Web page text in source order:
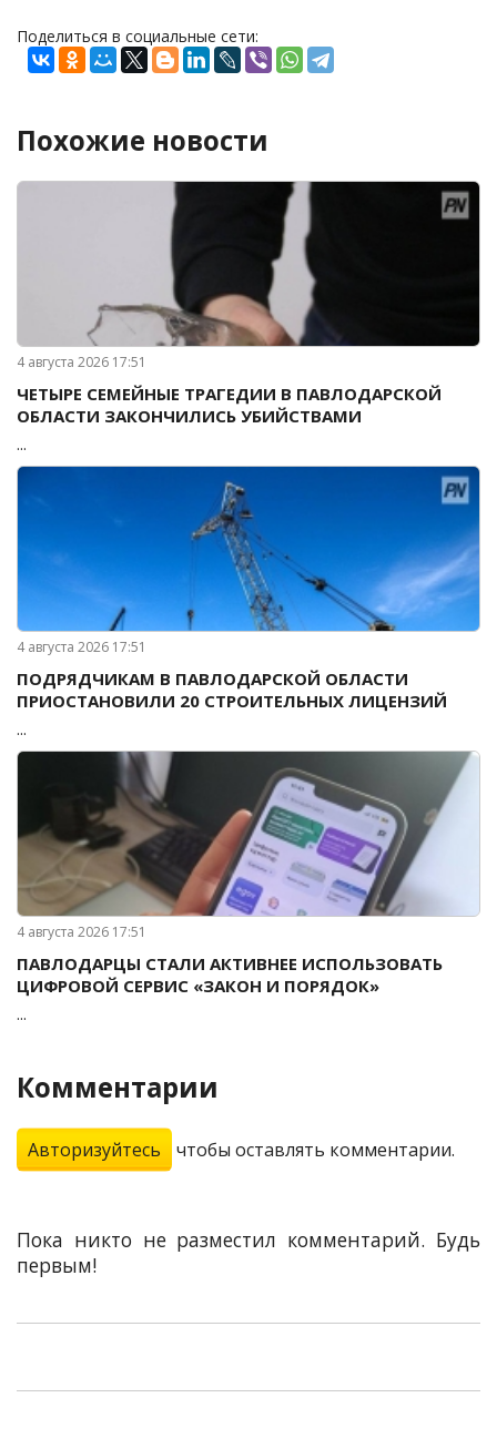
Поделиться в социальные сети:
Похожие новости
4 августа 2026 17:51
ЧЕТЫРЕ СЕМЕЙНЫЕ ТРАГЕДИИ В ПАВЛОДАРСКОЙ
ОБЛАСТИ ЗАКОНЧИЛИСЬ УБИЙСТВАМИ
...
4 августа 2026 17:51
ПОДРЯДЧИКАМ В ПАВЛОДАРСКОЙ ОБЛАСТИ
ПРИОСТАНОВИЛИ 20 СТРОИТЕЛЬНЫХ ЛИЦЕНЗИЙ
...
4 августа 2026 17:51
ПАВЛОДАРЦЫ СТАЛИ АКТИВНЕЕ ИСПОЛЬЗОВАТЬ
ЦИФРОВОЙ СЕРВИС «ЗАКОН И ПОРЯДОК»
...
Комментарии
Авторизуйтесь чтобы оставлять комментарии.
Пока никто не разместил комментарий. Будь
первым!